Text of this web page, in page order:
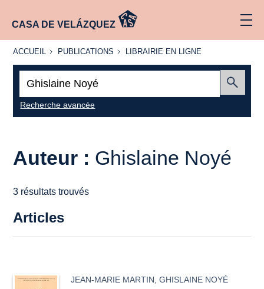
CASA DE VELÁZQUEZ
ACCUEIL
ACCUEIL PUBLICATIONS
PUBLICATIONS
LIBRAIRIE
LIBRAIRIE EN LIGNE
Recherche avancée
Auteur : Ghislaine Noyé
3 résultats trouvés
Articles
JEAN-MARIE MARTIN ,GHISLAINE NOYÉ